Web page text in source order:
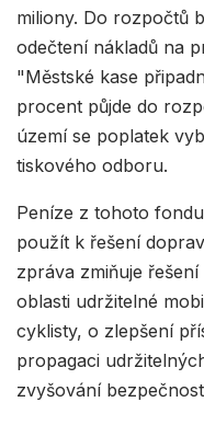
miliony. Do rozpočtů
odečtení nákladů na
"Městské kase
procent půjde do
území se poplatek
tiskového odboru.
Peníze z tohoto
použít k řešení
zpráva zmiňuje
oblasti udržitelné
cyklisty, o zlepšení
propagaci
zvyšování